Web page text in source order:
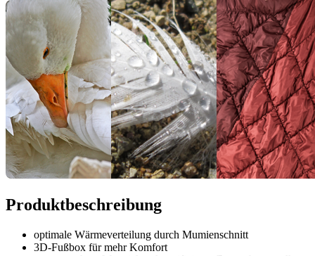
Produktbeschreibung
optimale Wärmeverteilung durch Mumienschnitt
3D-Fußbox für mehr Komfort